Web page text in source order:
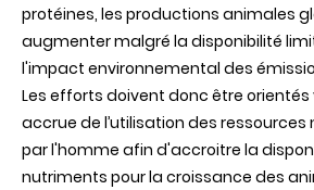
protéines, les productions animales
augmenter malgré la disponibilité
l'impact environnemental des
Les efforts doivent donc être
accrue de l’utilisation des
par l'homme afin d'accroitre la
nutriments pour la croissance des